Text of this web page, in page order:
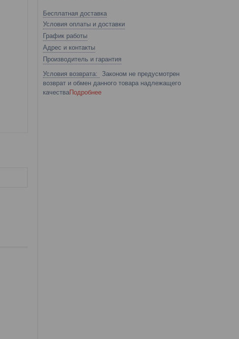
Бесплатная доставка
Условия оплаты и доставки
График работы
Адрес и контакты
Производитель и гарантия
Законом не предусмотрен
возврат и обмен данного товара надлежащего
качестваПодробнее